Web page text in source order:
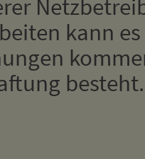
kann
besteht.